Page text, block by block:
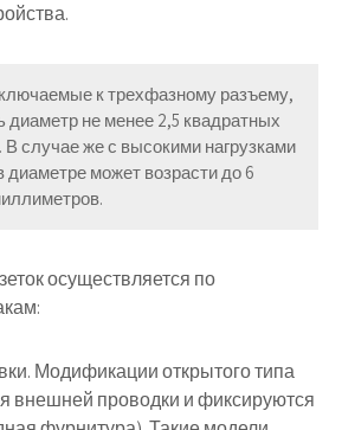
к трехфазному разъему,
не менее 2,5 квадратных
случае же с высокими нагрузками
диаметре может возрасти до 6
осуществляется по
Модификации открытого типа
внешней проводки и фиксируются